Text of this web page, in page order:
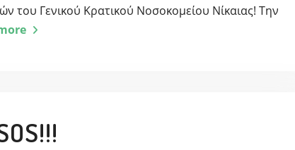
του Γενικού Κρατικού Νοσοκομείου Νίκαιας! Την